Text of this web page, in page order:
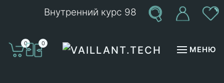
Внутренний курс 98
0 0
МЕНЮ